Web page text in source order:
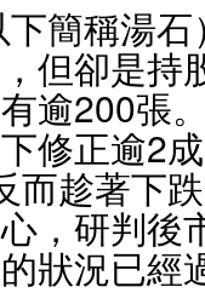
簡稱湯
但卻是持
逾200張
修正逾2
而趁著下
，研判後
狀況已經